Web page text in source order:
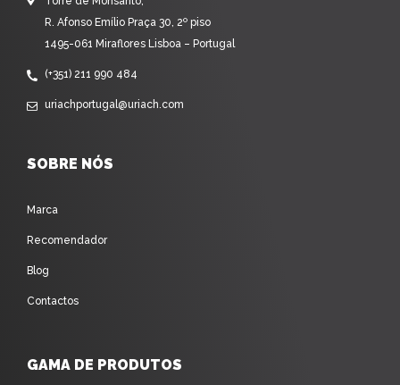
R. Afonso Emílio Praça 30, 2º piso
1495-061 Miraflores Lisboa – Portugal
(+351) 211 990 484
uriachportugal@uriach.com
SOBRE NÓS
Marca
Recomendador
Blog
Contactos
GAMA DE PRODUTOS